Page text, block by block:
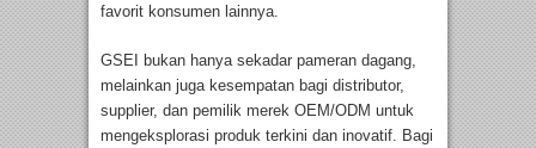
favorit konsumen lainnya.
GSEI bukan hanya sekadar pameran dagang,
melainkan juga kesempatan bagi distributor,
supplier, dan pemilik merek OEM/ODM untuk
mengeksplorasi produk terkini dan inovatif. Bagi